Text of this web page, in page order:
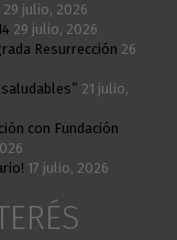
29 julio, 2026
29 julio, 2026
Resurrección 26
21 julio,
con Fundación
17 julio, 2026